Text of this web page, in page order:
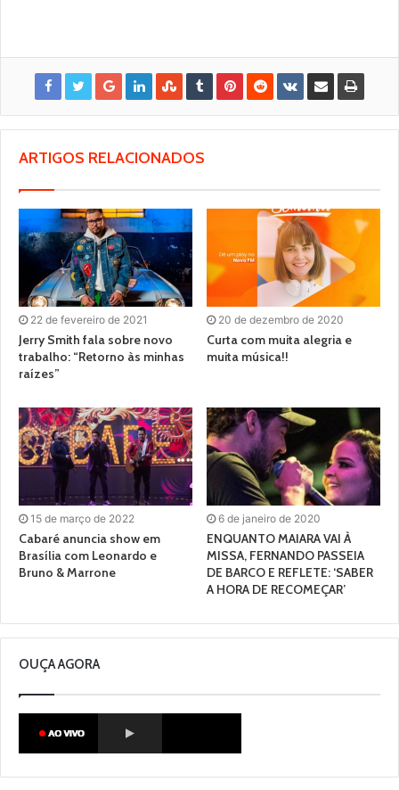
ARTIGOS RELACIONADOS
22 de fevereiro de 2021
Jerry Smith fala sobre novo
trabalho: “Retorno às minhas
raízes”
20 de dezembro de 2020
Curta com muita alegria e
muita música!!
15 de março de 2022
Cabaré anuncia show em
Brasília com Leonardo e
Bruno & Marrone
6 de janeiro de 2020
ENQUANTO MAIARA VAI À
MISSA, FERNANDO PASSEIA
DE BARCO E REFLETE: ‘SABER
A HORA DE RECOMEÇAR’
OUÇA AGORA